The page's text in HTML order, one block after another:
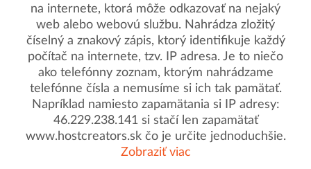
na internete, ktorá môže odkazovať na nejaký
web alebo webovú službu. Nahrádza zložitý
číselný a znakový zápis, ktorý identifikuje každý
počítač na internete, tzv. IP adresa. Je to niečo
ako telefónny zoznam, ktorým nahrádzame
telefónne čísla a nemusíme si ich tak pamätať.
Napríklad namiesto zapamätania si IP adresy:
46.229.238.141 si stačí len zapamätať
www.hostcreators.sk čo je určite jednoduchšie.
Zobraziť viac